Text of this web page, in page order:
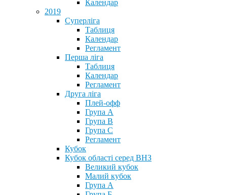
Календар
2019
Суперліга
Таблиця
Календар
Регламент
Перша ліга
Таблиця
Календар
Регламент
Друга ліга
Плей-офф
Група А
Група В
Група С
Регламент
Кубок
Кубок області серед ВНЗ
Великий кубок
Малий кубок
Група А